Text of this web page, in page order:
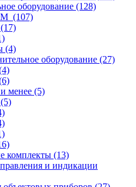
оборудование (128)
(107)
(17)
(4)
оборудование (27)
менее (5)
(5)
комплекты (13)
и индикации